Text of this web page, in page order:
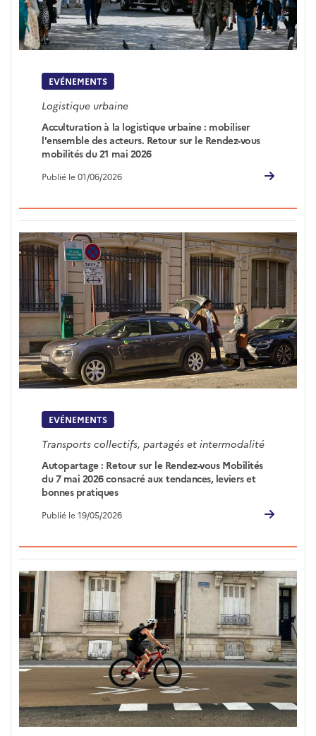
EVÉNEMENTS
Logistique urbaine
Acculturation à la logistique urbaine : mobiliser
l'ensemble des acteurs. Retour sur le Rendez-vous
mobilités du 21 mai 2026
Publié le 01/06/2026
EVÉNEMENTS
Transports collectifs, partagés et intermodalité
Autopartage : Retour sur le Rendez-vous Mobilités
du 7 mai 2026 consacré aux tendances, leviers et
bonnes pratiques
Publié le 19/05/2026